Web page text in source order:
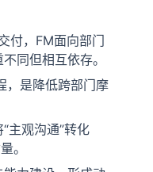
付，FM面向部门
同但相互依存。
，是降低跨部门摩
主观沟通”转化
。